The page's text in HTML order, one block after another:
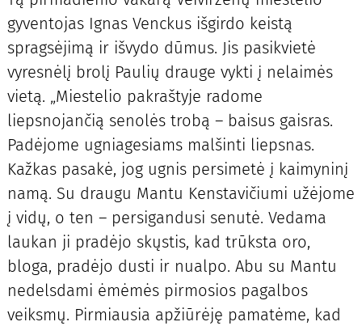
gyventojas Ignas Venckus išgirdo keistą
spragsėjimą ir išvydo dūmus. Jis pasikvietė
vyresnėlį brolį Paulių drauge vykti į nelaimės
vietą. „Miestelio pakraštyje radome
liepsnojančią senolės trobą – baisus gaisras.
Padėjome ugniagesiams malšinti liepsnas.
Kažkas pasakė, jog ugnis persimetė į kaimyninį
namą. Su draugu Mantu Kenstavičiumi užėjome
į vidų, o ten – persigandusi senutė. Vedama
laukan ji pradėjo skųstis, kad trūksta oro,
bloga, pradėjo dusti ir nualpo. Abu su Mantu
nedelsdami ėmėmės pirmosios pagalbos
veiksmų. Pirmiausia apžiūrėję pamatėme, kad